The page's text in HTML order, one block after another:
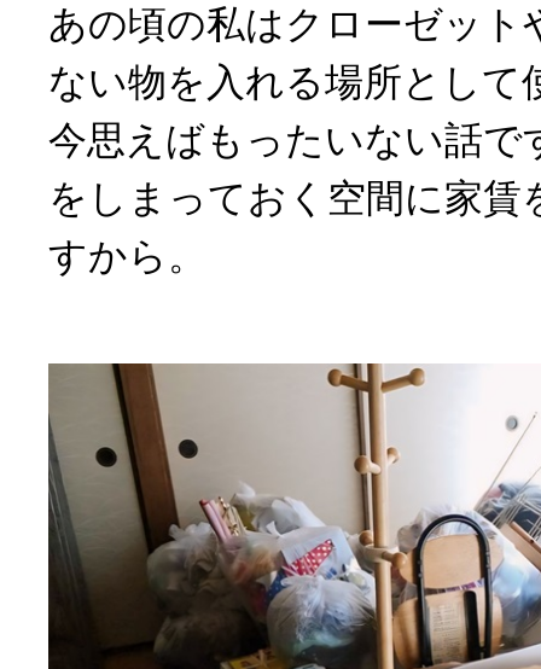
あの頃の私はクローゼット
ない物を入れる場所として
今思えばもったいない話で
をしまっておく空間に家賃
すから。